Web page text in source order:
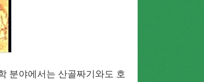
분야에서는 산골짜기와도 호